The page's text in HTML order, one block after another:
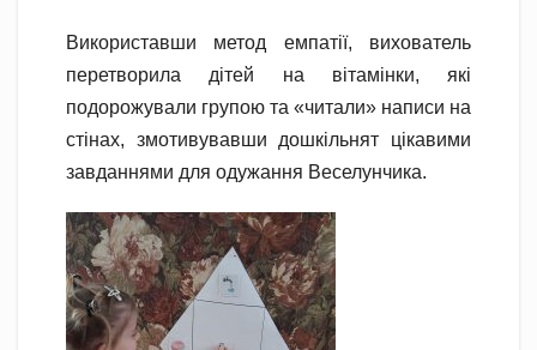
Використавши метод емпатії, вихователь
перетворила дітей на вітамінки, які
подорожували групою та «читали» написи на
стінах, змотивувавши дошкільнят цікавими
завданнями для одужання Веселунчика.